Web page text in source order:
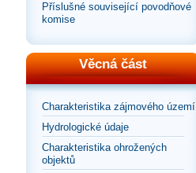
Příslušné související povodňové
komise
Věcná část
Charakteristika zájmového území
Hydrologické údaje
Charakteristika ohrožených
objektů